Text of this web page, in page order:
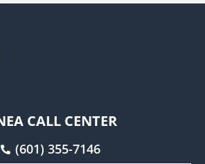
CALL CENTER
(601) 355-7146